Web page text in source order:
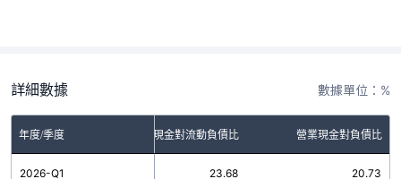
詳細數據 數據單位：%
年度/季度 營業現金對流動負債比 營業現金對負債比
2026-Q1 23.68 20.73